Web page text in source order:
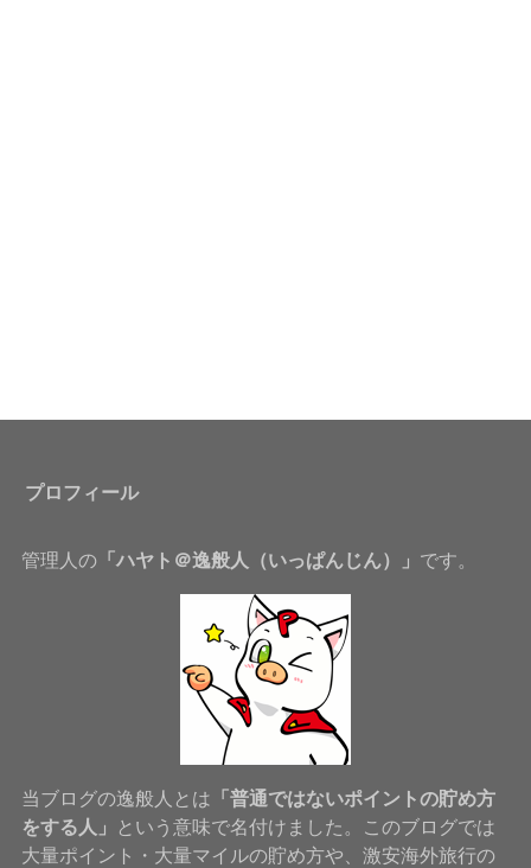
プロフィール
管理人の「ハヤト＠逸般人（いっぱんじん）」 です。
当ブログの逸般人とは 「普通ではないポイントの貯め方
をする人」
という意味で名付けました。このブログでは
大量ポイント・大量マイルの貯め方や、激安海外旅行の